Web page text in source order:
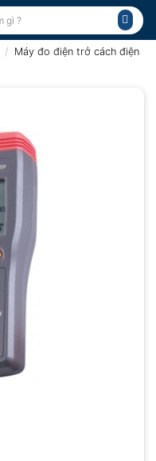
/ Máy đo điện trở cách điện